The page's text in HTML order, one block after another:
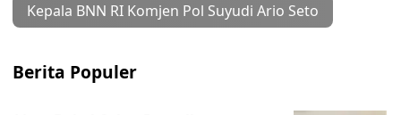
Kepala BNN RI Komjen Pol Suyudi Ario Seto
Berita Populer